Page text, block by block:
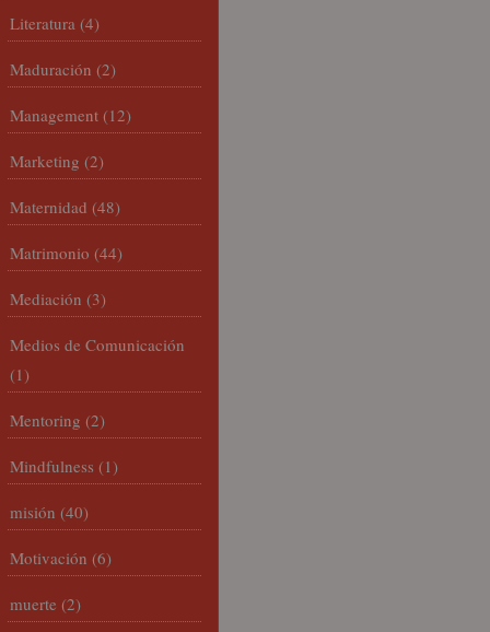
Literatura (4)
Maduración (2)
Management (12)
Marketing (2)
Maternidad (48)
Matrimonio (44)
Mediación (3)
Medios de Comunicación
(1)
Mentoring (2)
Mindfulness (1)
misión (40)
Motivación (6)
muerte (2)